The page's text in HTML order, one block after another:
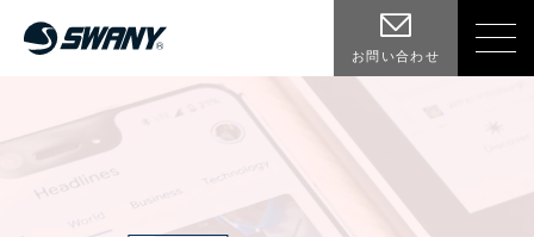
お問い合わせ